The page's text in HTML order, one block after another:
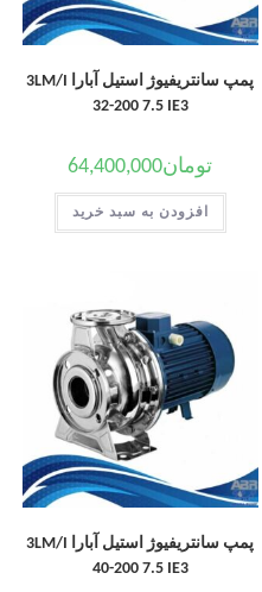
پمپ سانتریفیوژ استیل آبارا 3LM/I
32-200 7.5 IE3
تومان64,400,000
افزودن به سبد خرید
پمپ سانتریفیوژ استیل آبارا 3LM/I
40-200 7.5 IE3